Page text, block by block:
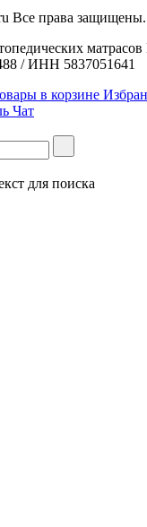
Все права защищены.
матрасов
/ ИНН 5837051641
в корзине
Чат
для поиска